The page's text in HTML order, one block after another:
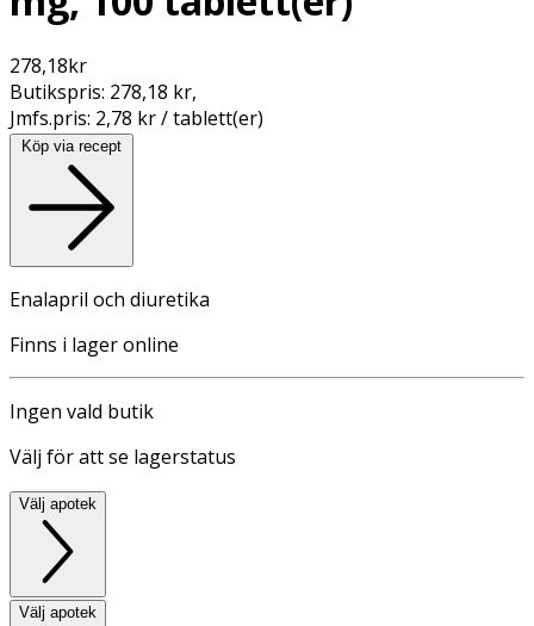
278,18kr
Butikspris: 278,18 kr,
Jmfs.pris: 2,78 kr / tablett(er)
Köp via recept
Enalapril och diuretika
Finns i lager online
Ingen vald butik
Välj för att se lagerstatus
Välj apotek
Välj apotek